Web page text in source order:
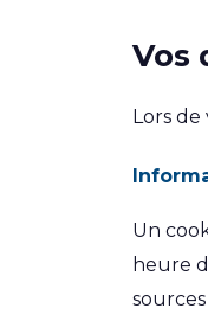
Vos
Lors
Un
heure